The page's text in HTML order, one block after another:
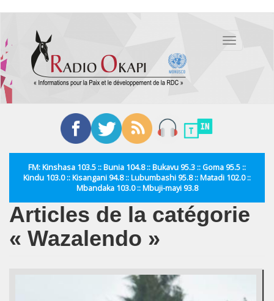
contenu
principal
Toggle
FM: Kinshasa 103.5 :: Bunia 104.8 :: Bukavu 95.3 :: Goma 95.5 ::
Kindu 103.0 :: Kisangani 94.8 :: Lubumbashi 95.8 :: Matadi 102.0 ::
Mbandaka 103.0 :: Mbuji-mayi 93.8
Articles de la catégorie
« Wazalendo »